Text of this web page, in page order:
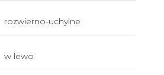
rozwierno-uchylne
w lewo